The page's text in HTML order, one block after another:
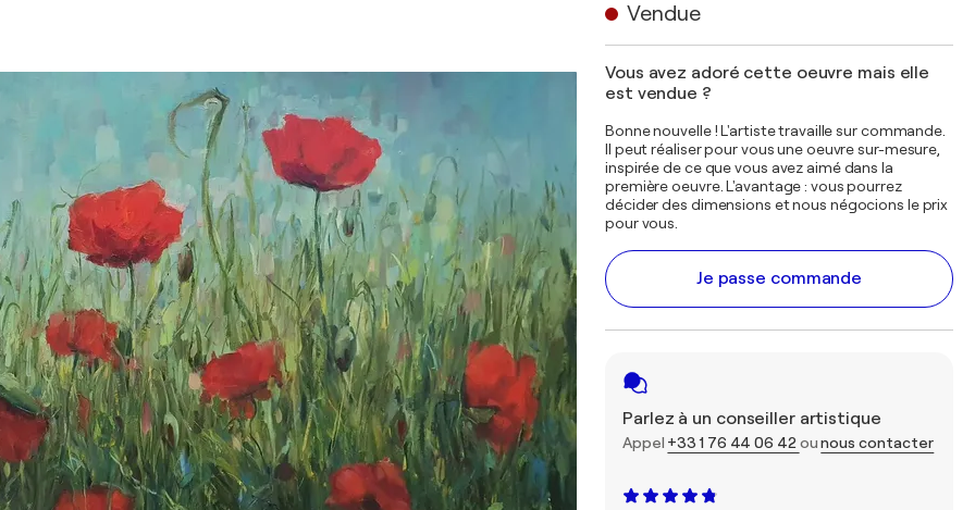
Vendue
Vous avez adoré cette oeuvre mais elle
est vendue ?
Bonne nouvelle ! L'artiste travaille sur commande.
Il peut réaliser pour vous une oeuvre sur-mesure,
inspirée de ce que vous avez aimé dans la
première oeuvre. L'avantage : vous pourrez
décider des dimensions et nous négocions le prix
pour vous.
Je passe commande
Parlez à un conseiller artistique
Appel +33 1 76 44 06 42 ounous contacter